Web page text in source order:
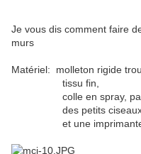
Je vous dis comment faire
murs
Matériel: molleton rigide
tissu fin,
colle en spray, pas
des petits ciseaux
et une